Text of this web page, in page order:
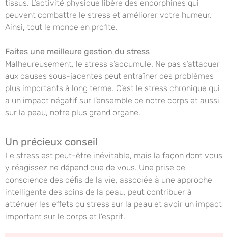
tissus. L’activité physique libère des endorphines qui
peuvent combattre le stress et améliorer votre humeur.
Ainsi, tout le monde en profite.
Faites une meilleure gestion du stress
Malheureusement, le stress s’accumule. Ne pas s’attaquer
aux causes sous-jacentes peut entraîner des problèmes
plus importants à long terme. C’est le stress chronique qui
a un impact négatif sur l’ensemble de notre corps et aussi
sur la peau, notre plus grand organe.
Un précieux conseil
Le stress est peut-être inévitable, mais la façon dont vous
y réagissez ne dépend que de vous. Une prise de
conscience des défis de la vie, associée à une approche
intelligente des soins de la peau, peut contribuer à
atténuer les effets du stress sur la peau et avoir un impact
important sur le corps et l’esprit.